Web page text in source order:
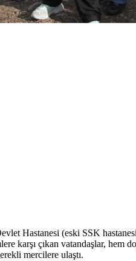
Hastanesi (eski SSK
karşı çıkan vatandaşlar,
mercilere ulaştı.